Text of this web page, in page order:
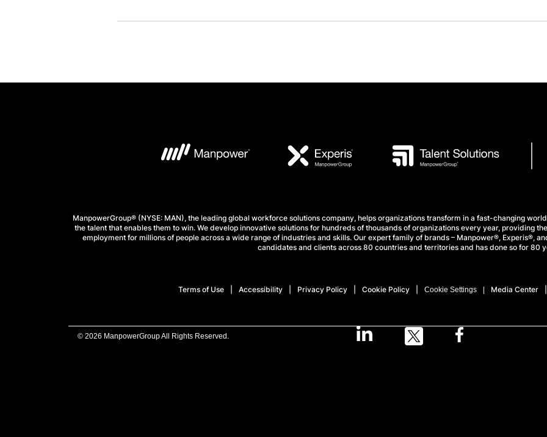
ManpowerGroup® (NYSE: MAN), the leading global workforce solutions company, helps organizations transform in a fast-changing
the talent that enables them to win. We develop innovative solutions for hundreds of thousands of organizations every year, providing
employment for millions of people across a wide range of industries and skills. Our expert family of brands – Manpower®, Experis®,
candidates and clients across 80 countries and territories and has done so for 80
Terms of Use Accessibility Privacy Policy Cookie Policy Cookie Settings Media Center
© 2026 ManpowerGroup All Rights Reserved.